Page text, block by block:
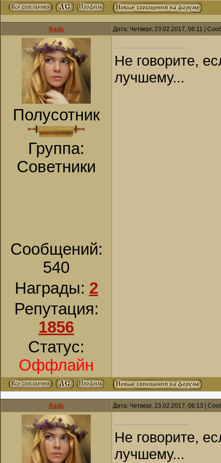
Rada Дата: Четверг, 23.02.2017, 06:11 |
Полусотник
Группа:
Советники
Сообщений:
540
Награды: 2
Репутация:
1856
Статус:
Оффлайн
Не говорите,
лучшему...
Rada Дата: Четверг, 23.02.2017, 06:13 |
Не говорите,
лучшему...